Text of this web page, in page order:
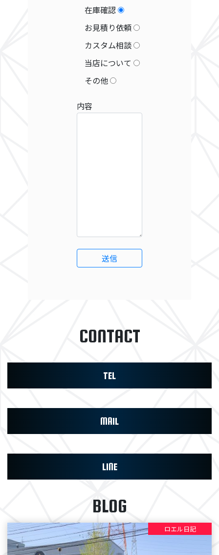
在庫確認
お見積り依頼
カスタム相談
当店について
その他
内容
CONTACT
TEL
MAIL
LINE
BLOG
ロエル日記